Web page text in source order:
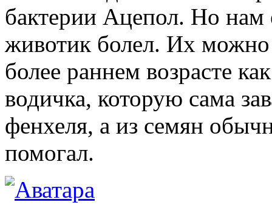
бактерии Ацепол. Но нам
животик болел. Их можно
более раннем возрасте
водичка, которую сама
фенхеля, а из семян
помогал.